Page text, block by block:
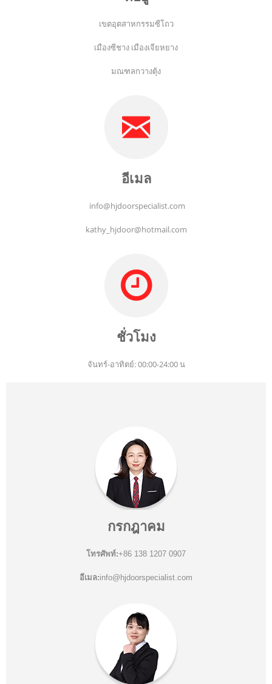
เขตอุตสาหกรรมซีโถว
เมืองซีชาง เมืองเจียหยาง
มณฑลกวางตุ้ง
อีเมล
info@hjdoorspecialist.com
kathy_hjdoor@hotmail.com
ชั่วโมง
จันทร์-อาทิตย์: 00:00-24:00 น
กรกฎาคม
โทรศัพท์:+86 138 1207 0907
อีเมล:info@hjdoorspecialist.com